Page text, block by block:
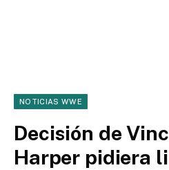
NOTICIAS WWE
Decisión de
Harper pidiera